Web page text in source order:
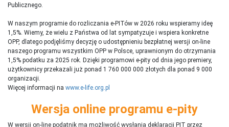
Publicznego.
W naszym programie do rozliczania e-PITów w 2026 roku wspieramy ideę
1,5%. Wiemy, że wielu z Państwa od lat sympatyzuje i wspiera konkretne
OPP, dlatego podjęliśmy decyzję o udostępnieniu bezpłatnej wersji on-line
naszego programu wszystkim OPP w Polsce, uprawnionym do otrzymania
1,5% podatku za 2025 rok. Dzięki programowi e-pity od dnia jego premiery,
użytkownicy przekazali już ponad 1 760 000 000 złotych dla ponad 9 000
organizacji.
Więcej informacji na www.e-life.org.pl
Wersja online programu e-pity
W wersji on-line podatnik ma możliwość wysłania deklaracji PIT przez